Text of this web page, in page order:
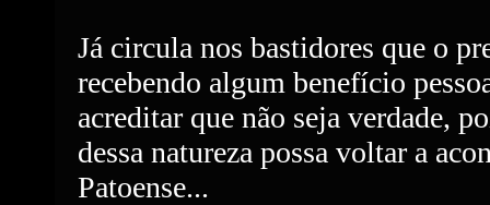
Já circula nos bastidores que o
recebendo algum benefício
acreditar que não seja verdade,
dessa natureza possa voltar a
Patoense...